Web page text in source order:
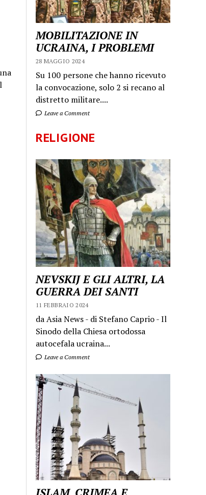
MOBILITAZIONE IN
UCRAINA, I PROBLEMI
28 MAGGIO 2024
Su 100 persone che hanno ricevuto
la convocazione, solo 2 si recano al
distretto militare....
Leave a Comment
RELIGIONE
NEVSKIJ E GLI ALTRI, LA
GUERRA DEI SANTI
11 FEBBRAIO 2024
da Asia News - di Stefano Caprio - Il
Sinodo della Chiesa ortodossa
autocefala ucraina...
Leave a Comment